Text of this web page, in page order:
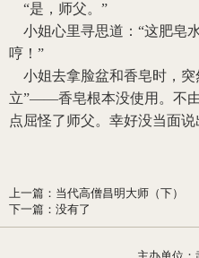
“是，师父。”
小姐心里寻思道：“这肥皂
哼！”
小姐去拿脸盆和香皂时，突
立”——香皂根本没使用。不
点屈怪了师父。幸好没当面
上一篇 ： 当代高僧昌明大师（下）
下一篇 ： 没有了